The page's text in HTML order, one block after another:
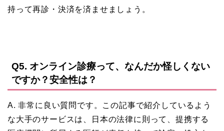
持って再診・決済を済ませましょう。
Q5. オンライン診療って、なんだか怪しくない
ですか？安全性は？
A. 非常に良い質問です。この記事で紹介しているよう
な大手のサービスは、日本の法律に則って、提携する